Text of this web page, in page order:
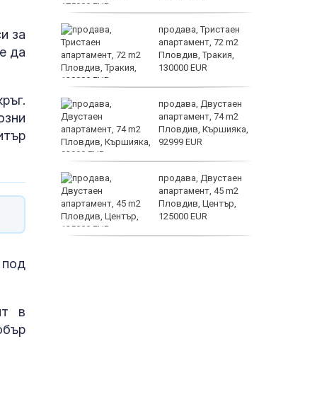
за
да
под
в
–
са
продава, Тристаен
апартамент, 72 m2
Пловдив, Тракия,
130000 EUR
продава, Двустаен
апартамент, 74 m2
Пловдив, Кършияка,
92999 EUR
продава, Двустаен
апартамент, 45 m2
Пловдив, Център,
125000 EUR